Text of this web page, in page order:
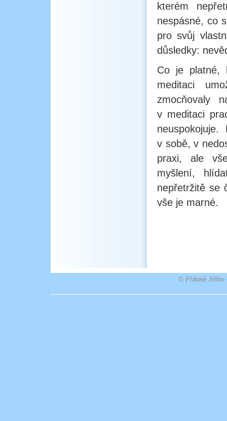
kterém
nespásné, co
pro svůj
důsledky:
Co je platné,
meditaci
zmocňovaly
v meditaci
v sobě, v
praxi, ale
myšlení,
nepřetržitě se
vše je marné.
© Přátelé